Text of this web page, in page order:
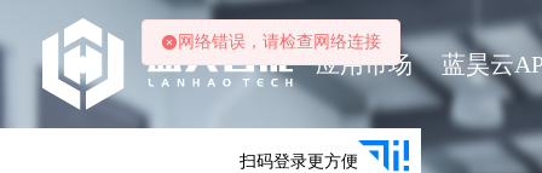
· 应用市场 蓝昊云
扫码登录更方便
网络错误，请检查网络连接